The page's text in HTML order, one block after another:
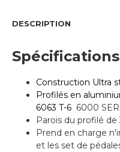
DESCRIPTION
Spécifications
Construction Ultra
Profilés en
6063 T-6 6000
Parois du profilé
Prend en charge
et les set de